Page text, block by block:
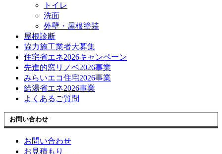
トイレ
洗面
外壁・屋根塗装
屋根診断
協力施工業者大募集
住宅省エネ2026キャンペーン
先進的窓リノベ2026事業
みらいエコ住宅2026事業
給湯省エネ2026事業
よくあるご質問
お問い合わせ
お問い合わせ
お見積もり